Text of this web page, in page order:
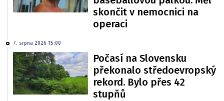
skončit v nemocnici na
operaci
7. srpna 2026 15:00
Počasí na Slovensku
překonalo středoevropský
rekord. Bylo přes 42
stupňů